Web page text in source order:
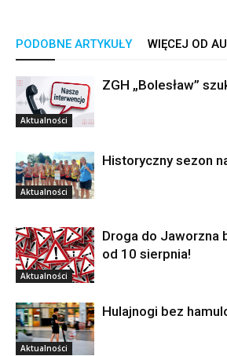
PODOBNE ARTYKUŁY WIĘCEJ OD
Aktualności
ZGH „Bolesław”
Aktualności
Historyczny sezon
Aktualności
Droga do Jaworzna
od 10 sierpnia!
Aktualności
Hulajnogi bez